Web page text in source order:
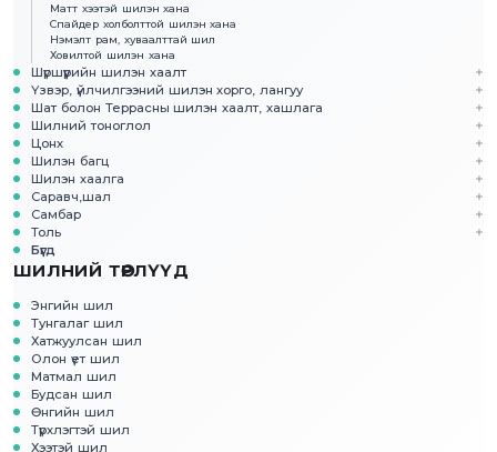
Матт хээтэй шилэн хана
Спайдер холболттой шилэн хана
Нэмэлт рам, хуваалттай шил
Ховилтой шилэн хана
Шүршүүрийн шилэн хаалт
Үзвэр, үйлчилгээний шилэн хорго, лангуу
Шат болон Террасны шилэн хаалт, хашлага
Шилний тоноглол
Цонх
Шилэн багц
Шилэн хаалга
Саравч,шал
Самбар
Толь
Бүгд
ШИЛНИЙ ТӨРЛҮҮД
Энгийн шил
Тунгалаг шил
Хатжуулсан шил
Олон үет шил
Матмал шил
Будсан шил
Өнгийн шил
Түрхлэгтэй шил
Хээтэй шил